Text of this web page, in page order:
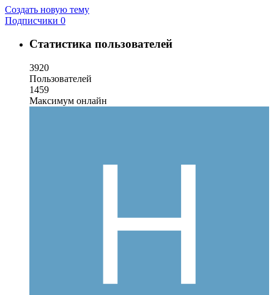
Создать новую тему
Подписчики 0
Статистика пользователей
3920
Пользователей
1459
Максимум онлайн